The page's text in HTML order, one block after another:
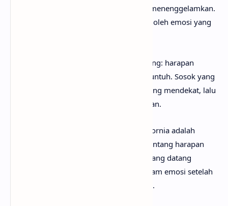
menggambarkan rasa kehilangan yang menenggelamkan.
Tokoh lagu merasa tak berdaya, terseret oleh emosi yang
kedua, pola yang sama terulang: harapan
kembali muncul, hanya untuk kembali runtuh. Sosok yang
dicintai diibaratkan seperti ombak—datang mendekat, lalu
pergi kembali ke lautan tanpa bisa ditahan.
Secara keseluruhan, lirik lagu Hotel California adalah
potret jatuh cinta sepihak yang intens, tentang harapan
yang tumbuh terlalu cepat, kehilangan yang datang
mendadak, dan perasaan tenggelam dalam emosi setelah
ditinggalkan tanpa penjelasan yang jelas.